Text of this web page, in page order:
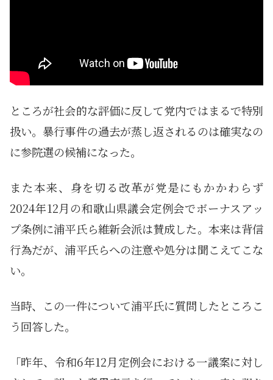
ところが社会的な評価に反して党内ではまるで特別
扱い。暴行事件の過去が蒸し返されるのは確実なの
に参院選の候補になった。
また本来、身を切る改革が党是にもかかわらず
2024年12月の和歌山県議会定例会でボーナスアッ
プ条例に浦平氏ら維新会派は賛成した。本来は背信
行為だが、浦平氏らへの注意や処分は聞こえてこな
い。
当時、この一件について浦平氏に質問したところこ
う回答した。
「昨年、令和6年12月定例会における一議案に対し